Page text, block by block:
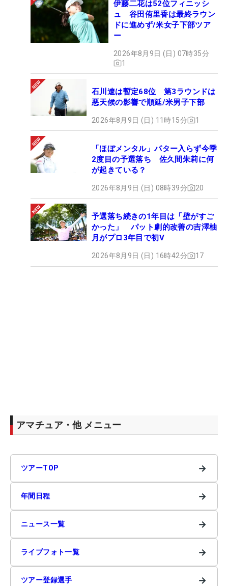
伊藤二花は52位フィニッシ
ュ 谷田侑里香は最終ラウン
ドに進めず/米女子下部ツア
ー
2026年8月9日 (日) 07時35分
1
石川遼は暫定68位 第3ラウンドは
悪天候の影響で順延/米男子下部
2026年8月9日 (日) 11時15分 1
「ほぼメンタル」パター入らず今季
2度目の予選落ち 佐久間朱莉に何
が起きている？
2026年8月9日 (日) 08時39分 20
予選落ち続きの1年目は「壁がすご
かった」 パット劇的改善の吉澤柚
月がプロ3年目で初V
2026年8月9日 (日) 16時42分 17
アマチュア・他 メニュー
ツアーTOP →
年間日程 →
ニュース一覧 →
ライブフォト一覧 →
ツアー登録選手 →